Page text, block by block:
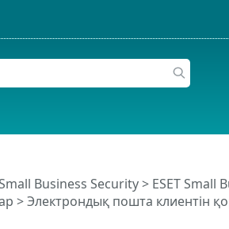
Small Business Security> ESET Small
>Электрондық пошта клиентін